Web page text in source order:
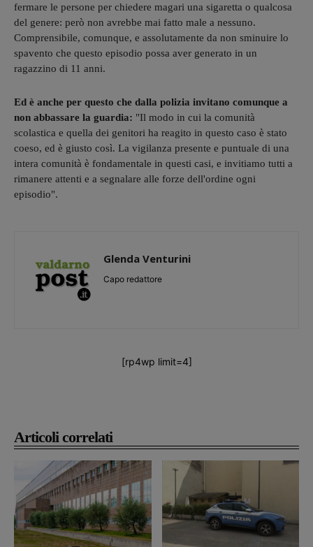
Articoli correlati
fermare le persone per chiedere magari una sigaretta o qualcosa
del genere: però non avrebbe mai fatto male a nessuno.
Comprensibile, comunque, e assolutamente da non sminuire lo
spavento che questo episodio possa aver generato in un
ragazzino di 11 anni.
Ed è anche per questo che dalla polizia invitano comunque a
non abbassare la guardia: "Il modo in cui la comunità
scolastica e quella dei genitori ha reagito in questo caso è stato
coeso, ed è giusto così. La vigilanza presente e puntuale di una
intera comunità è fondamentale in questi casi, e invitiamo tutti a
rimanere attenti e a segnalare alle forze dell'ordine ogni
episodio".
Glenda Venturini
Capo redattore
[rp4wp limit=4]